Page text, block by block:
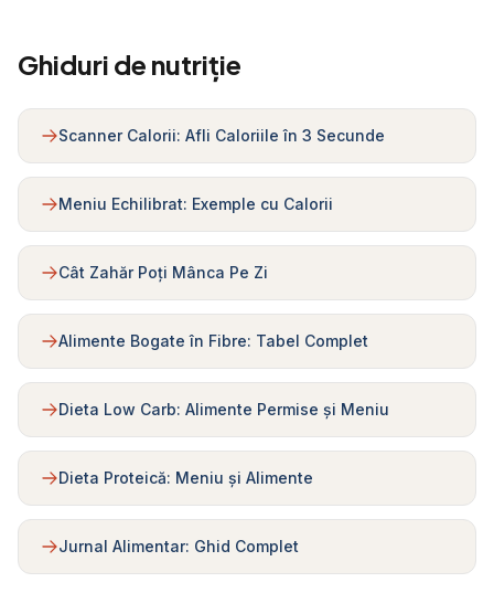
Ghiduri de nutriție
Scanner Calorii: Afli Caloriile în 3 Secunde
Meniu Echilibrat: Exemple cu Calorii
Cât Zahăr Poți Mânca Pe Zi
Alimente Bogate în Fibre: Tabel Complet
Dieta Low Carb: Alimente Permise și Meniu
Dieta Proteică: Meniu și Alimente
Jurnal Alimentar: Ghid Complet